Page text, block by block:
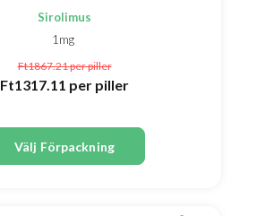
Sirolimus
1mg
Ft1867.21per piller
Ft1317.11 per piller
Välj Förpackning